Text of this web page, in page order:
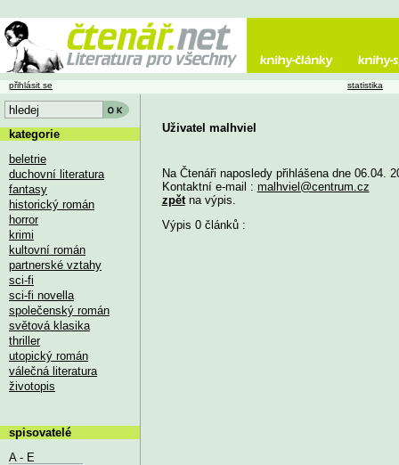
Uživatel malhviel
Na Čtenáři naposledy přihlášena dne 06.04.
Kontaktní e-mail : malhviel@centrum.cz
zpětna výpis.
Výpis 0 článků :
přihlásit se statistika
kategorie
beletrie
duchovní literatura
fantasy
historický román
horror
krimi
kultovní román
partnerské vztahy
sci-fi
sci-fi novella
společenský román
světová klasika
thriller
utopický román
válečná literatura
životopis
spisovatelé
A - E